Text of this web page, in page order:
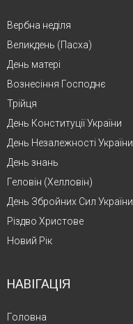
Вербна неділя
Великдень (Пасха)
День матері
Вознесіння Господнє
Трійця
День Конституції України
День Незалежності України
День знань
Геловін (Хелловін)
День Збройних Сил України
Різдво Христове
Новий Рік
НАВІГАЦІЯ
Головна